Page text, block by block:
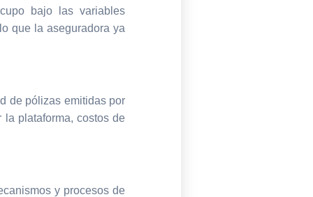
bajo las variables
que la aseguradora ya
de pólizas emitidas por
plataforma, costos de
y procesos de